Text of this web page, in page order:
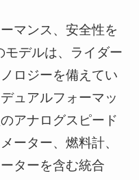
マンス、安全性を
デルは、ライダー
ロジーを備えてい
ュアルフォーマッ
アナログスピード
ーター、燃料計、
ターを含む統合